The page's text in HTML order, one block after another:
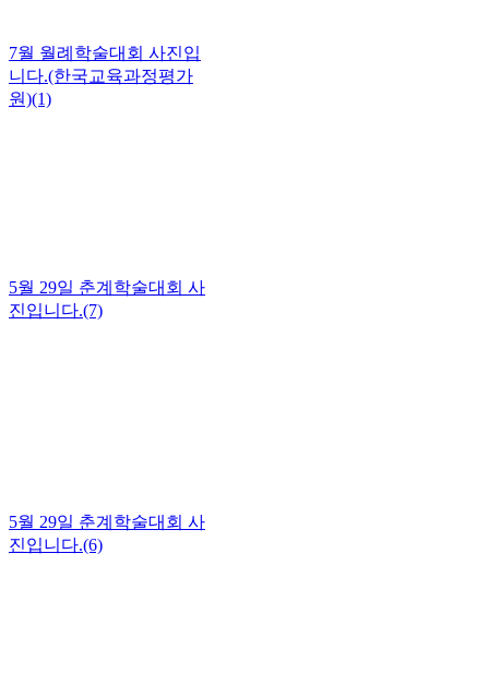
7월 월례학술대회 사진입
니다.(한국교육과정평가
원)(1)
5월 29일 춘계학술대회 사
진입니다.(7)
5월 29일 춘계학술대회 사
진입니다.(6)